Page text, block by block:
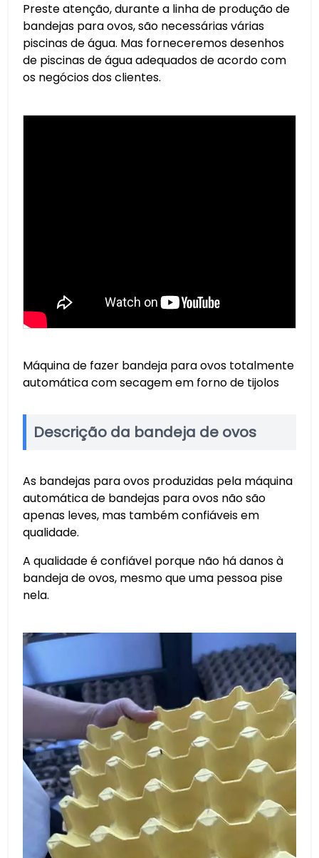
Preste atenção, durante a linha de produção de
bandejas para ovos, são necessárias várias
piscinas de água. Mas forneceremos desenhos
de piscinas de água adequados de acordo com
os negócios dos clientes.
Máquina de fazer bandeja para ovos totalmente
automática com secagem em forno de tijolos
Descrição da bandeja de ovos
As bandejas para ovos produzidas pela máquina
automática de bandejas para ovos não são
apenas leves, mas também confiáveis ​​​​em
qualidade.
A qualidade é confiável porque não há danos à
bandeja de ovos, mesmo que uma pessoa pise
nela.